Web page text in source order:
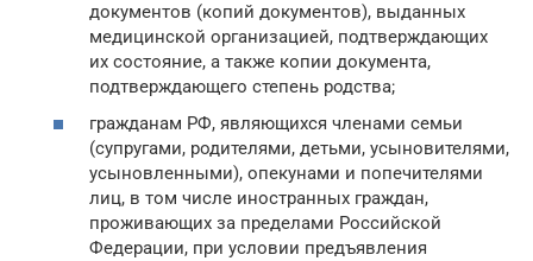
документов (копий документов), выданных
медицинской организацией, подтверждающих
их состояние, а также копии документа,
подтверждающего степень родства;
гражданам РФ, являющихся членами семьи
(супругами, родителями, детьми, усыновителями,
усыновленными), опекунами и попечителями
лиц, в том числе иностранных граждан,
проживающих за пределами Российской
Федерации, при условии предъявления